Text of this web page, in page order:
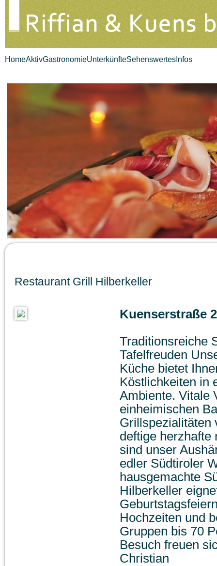
HomeAktivGastronomieUnterkünfteSehenswertes Infos
Restaurant Grill Hilberkeller
Kuenserstraße
Traditionsreiche
Tafelfreuden
Küche bietet
Köstlichkeiten in
Ambiente. Vitale
einheimischen
Grillspezialitäten
deftige herzhafte
sind unser
edler Südtiroler
hausgemachte
Hilberkeller
Hochzeiten und
Gruppen bis 70
Besuch freuen
Christian